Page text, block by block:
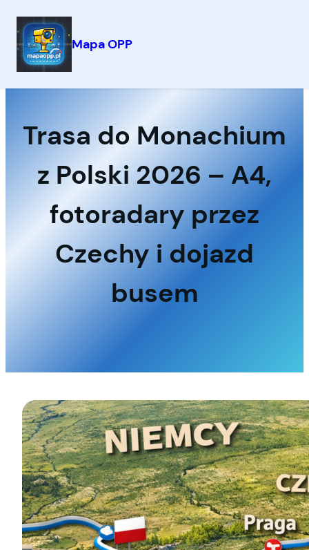
Przejdź
Mapa OPP
Trasa do Monachium
z Polski 2026 – A4,
fotoradary przez
Czechy i dojazd
busem